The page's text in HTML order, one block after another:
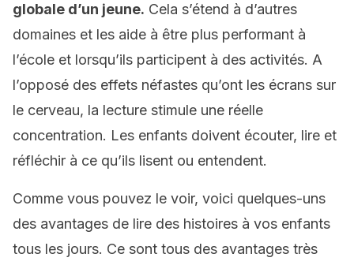
globale d’un jeune. Cela s’étend à d’autres
domaines et les aide à être plus performant à
l’école et lorsqu’ils participent à des activités. A
l’opposé des effets néfastes qu’ont les écrans sur
le cerveau, la lecture stimule une réelle
concentration. Les enfants doivent écouter, lire et
réfléchir à ce qu’ils lisent ou entendent.
Comme vous pouvez le voir, voici quelques-uns
des avantages de lire des histoires à vos enfants
tous les jours. Ce sont tous des avantages très